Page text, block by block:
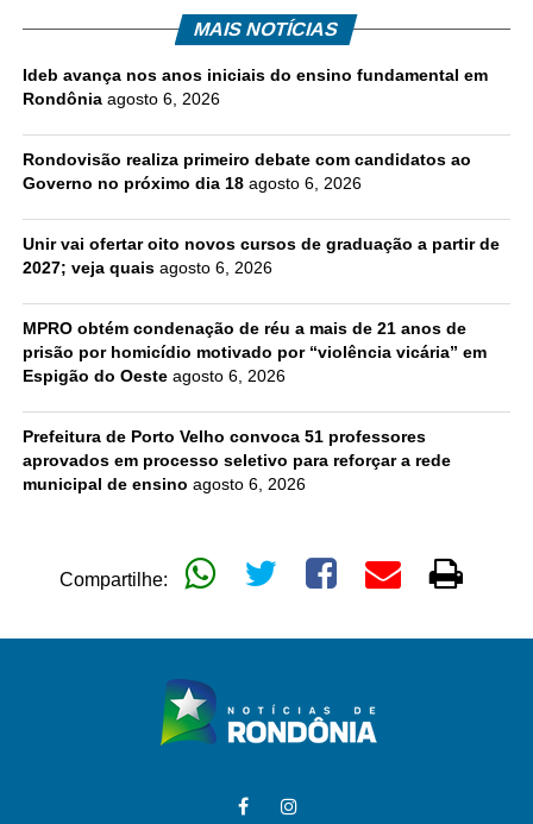
MAIS NOTÍCIAS
Ideb avança nos anos iniciais do ensino fundamental em
Rondônia agosto 6, 2026
Rondovisão realiza primeiro debate com candidatos ao
Governo no próximo dia 18 agosto 6, 2026
Unir vai ofertar oito novos cursos de graduação a partir de
2027; veja quais agosto 6, 2026
MPRO obtém condenação de réu a mais de 21 anos de
prisão por homicídio motivado por “violência vicária” em
Espigão do Oeste agosto 6, 2026
Prefeitura de Porto Velho convoca 51 professores
aprovados em processo seletivo para reforçar a rede
municipal de ensino agosto 6, 2026
Compartilhe: